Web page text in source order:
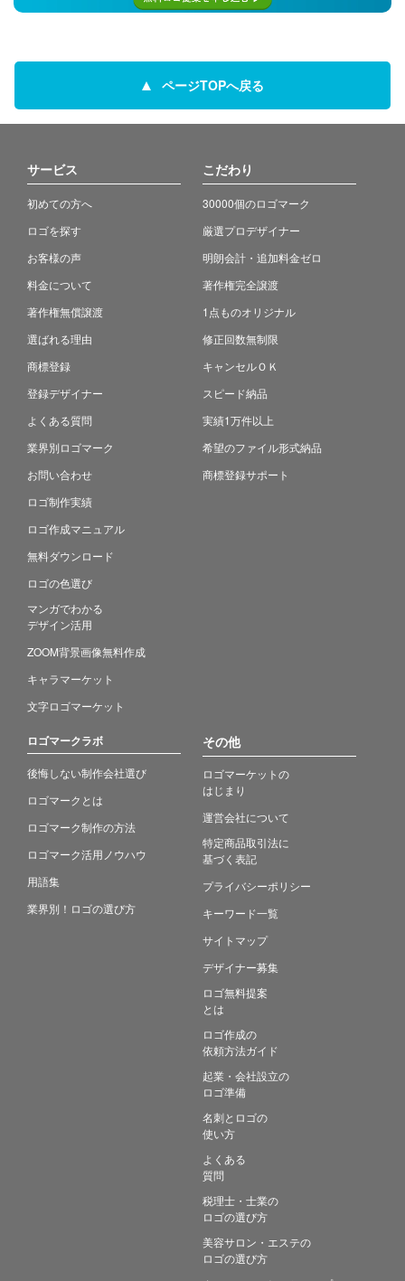
ページTOPへ戻る
サービス
初めての方へ
ロゴを探す
お客様の声
料金について
著作権無償譲渡
選ばれる理由
商標登録
登録デザイナー
よくある質問
業界別ロゴマーク
お問い合わせ
ロゴ制作実績
ロゴ作成マニュアル
無料ダウンロード
ロゴの色選び
マンガでわかる
デザイン活用
ZOOM背景画像無料作成
キャラマーケット
文字ロゴマーケット
こだわり
30000個のロゴマーク
厳選プロデザイナー
明朗会計・追加料金ゼロ
著作権完全譲渡
1点ものオリジナル
修正回数無制限
キャンセルＯＫ
スピード納品
実績1万件以上
希望のファイル形式納品
商標登録サポート
ロゴマークラボ
後悔しない制作会社選び
ロゴマークとは
ロゴマーク制作の方法
ロゴマーク活用ノウハウ
用語集
業界別！ロゴの選び方
その他
ロゴマーケットの
はじまり
運営会社について
特定商品取引法に
基づく表記
プライバシーポリシー
キーワード一覧
サイトマップ
デザイナー募集
ロゴ無料提案
とは
ロゴ作成の
依頼方法ガイド
起業・会社設立の
ロゴ準備
名刺とロゴの
使い方
よくある
質問
税理士・士業の
ロゴの選び方
美容サロン・エステの
ロゴの選び方